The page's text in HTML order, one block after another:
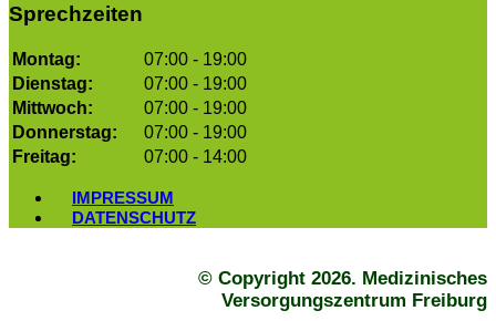
Sprechzeiten
Montag:
07:00 - 19:00
Dienstag:
07:00 - 19:00
Mittwoch:
07:00 - 19:00
Donnerstag:
07:00 - 19:00
Freitag:
07:00 - 14:00
IMPRESSUM
DATENSCHUTZ
© Copyright 2026. Medizinisches
Versorgungszentrum Freiburg